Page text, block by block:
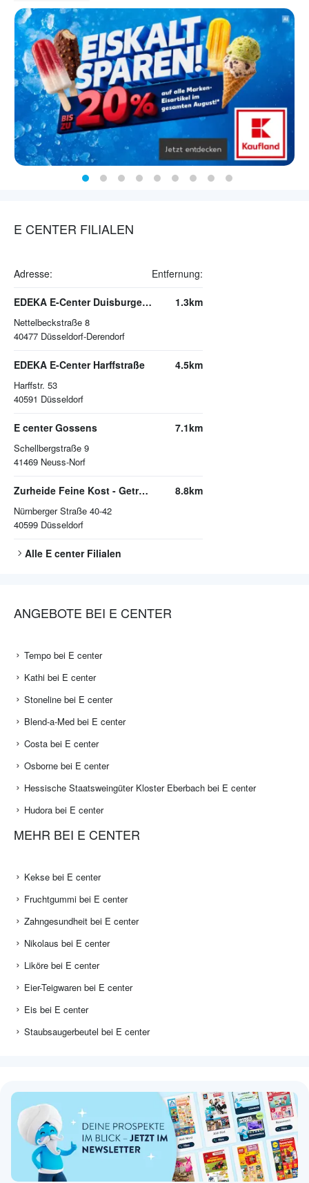
E CENTER FILIALEN
Adresse: Entfernung:
EDEKA E-Center Duisburger Straße
Nettelbeckstraße 8
40477 Düsseldorf-Derendorf
1.3km
EDEKA E-Center Harffstraße
Harffstr. 53
40591 Düsseldorf
4.5km
E center Gossens
Schellbergstraße 9
41469 Neuss-Norf
7.1km
Zurheide Feine Kost - Getränkemarkt
Nürnberger Straße 40-42
40599 Düsseldorf
8.8km
Alle E centerFilialen
ANGEBOTE BEI E CENTER
Tempo bei E center
Kathi bei E center
Stoneline bei E center
Blend-a-Med bei E center
Costa bei E center
Osborne bei E center
Hessische Staatsweingüter Kloster Eberbach bei E center
Hudora bei E center
MEHR BEI E CENTER
Kekse bei E center
Fruchtgummi bei E center
Zahngesundheit bei E center
Nikolaus bei E center
Liköre bei E center
Eier-Teigwaren bei E center
Eis bei E center
Staubsaugerbeutel bei E center